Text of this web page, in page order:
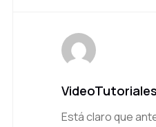
VideoTutoriales
Está claro que